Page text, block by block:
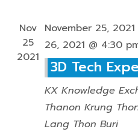
Nov
25
2021
November 25,
26, 2021 @ 4:30
3D Tech
KX Knowledge
Thanon Krung
Lang Thon Buri